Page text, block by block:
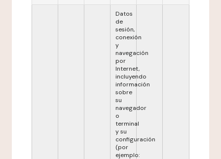
Datos
de
sesión,
conexión
y
navegación
por
Internet,
incluyendo
información
sobre
su
navegador
o
terminal
y su
configuración
(por
ejemplo: